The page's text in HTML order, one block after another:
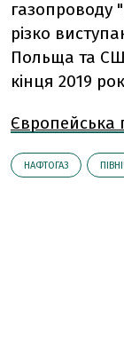
газопроводу
різко
Польща та
кінця 2019
Європейська
НАФТОГАЗ